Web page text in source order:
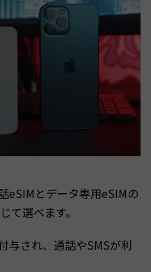
eSIMとデータ専用eSIMの
て選べます。
与され、通話やSMSが利